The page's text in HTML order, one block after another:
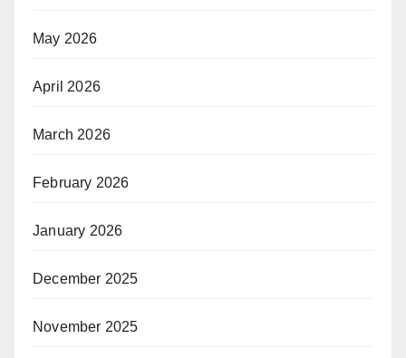
May 2026
April 2026
March 2026
February 2026
January 2026
December 2025
November 2025